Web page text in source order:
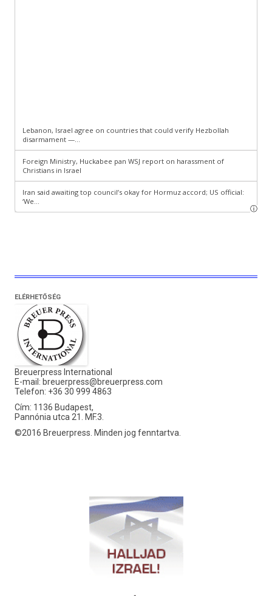
ELÉRHETŐSÉG
Breuerpress International
E-mail: breuerpress@breuerpress.com
Telefon: +36 30 999 4863
Cím: 1136 Budapest,
Pannónia utca 21. MF.3.
©2016 Breuerpress. Minden jog fenntartva.